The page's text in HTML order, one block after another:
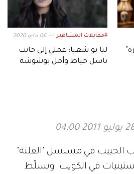
#مقابلات المشاهير 06 مايو 2020
ليا بو شعيا: عملي إلى جانب
باسل خياط وأمل بوشوشة
الحبيب في مسلسل "الفلتة"
في الكويت. ويسلّط